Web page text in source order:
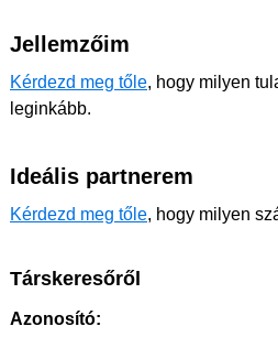
Jellemzőim
Kérdezd meg tőle, hogy milyen
leginkább.
Ideális partnerem
Kérdezd meg tőle, hogy milyen
Társkeresőről
Azonosító: